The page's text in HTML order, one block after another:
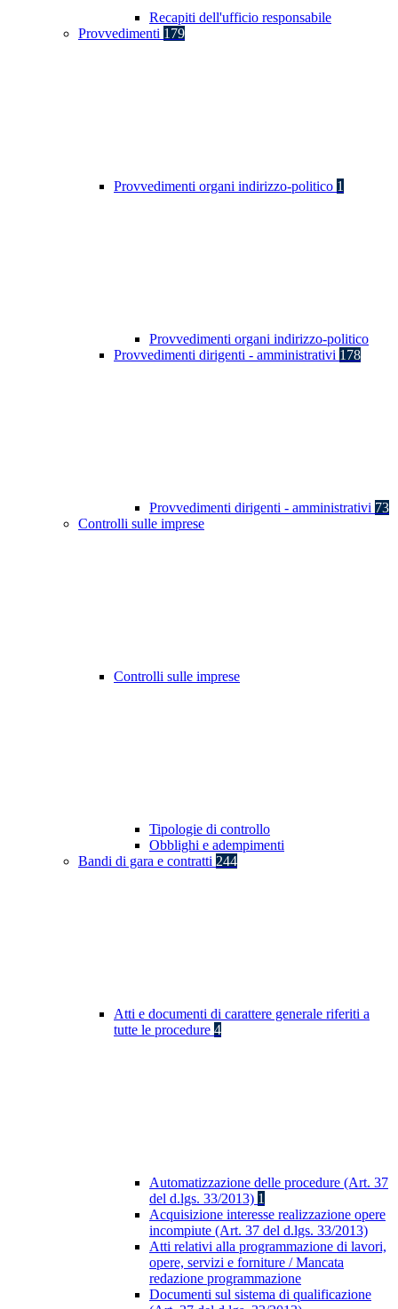
Recapiti dell'ufficio responsabile
Provvedimenti 179
Provvedimenti organi indirizzo-politico 1
Provvedimenti organi indirizzo-politico
Provvedimenti dirigenti - amministrativi 178
Provvedimenti dirigenti - amministrativi 73
Controlli sulle imprese
Controlli sulle imprese
Tipologie di controllo
Obblighi e adempimenti
Bandi di gara e contratti 244
Atti e documenti di carattere generale riferiti a
tutte le procedure 4
Automatizzazione delle procedure (Art. 37
del d.lgs. 33/2013) 1
Acquisizione interesse realizzazione opere
incompiute (Art. 37 del d.lgs. 33/2013)
Atti relativi alla programmazione di lavori,
opere, servizi e forniture / Mancata
redazione programmazione
Documenti sul sistema di qualificazione